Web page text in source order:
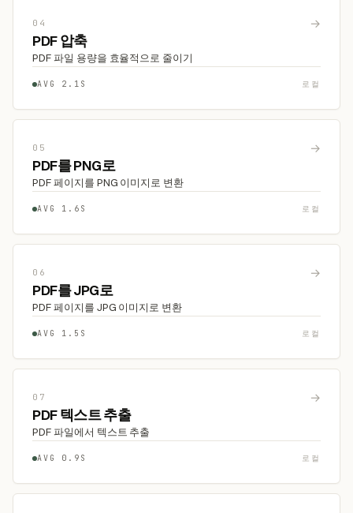
04 →
PDF 압축
PDF 파일 용량을 효율적으로 줄이기
AVG 2.1S 로컬
05 →
PDF를 PNG로
PDF 페이지를 PNG 이미지로 변환
AVG 1.6S 로컬
06 →
PDF를 JPG로
PDF 페이지를 JPG 이미지로 변환
AVG 1.5S 로컬
07 →
PDF 텍스트 추출
PDF 파일에서 텍스트 추출
AVG 0.9S 로컬